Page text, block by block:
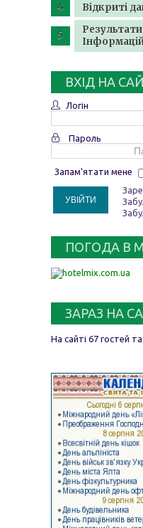
Відкриті
Результати
ВХІД НА
Логін
Пароль
Запам'ятати мене
УВІЙТИ
ПОГОДА В
ЗАРАЗ НА
На сайті 67 гостей